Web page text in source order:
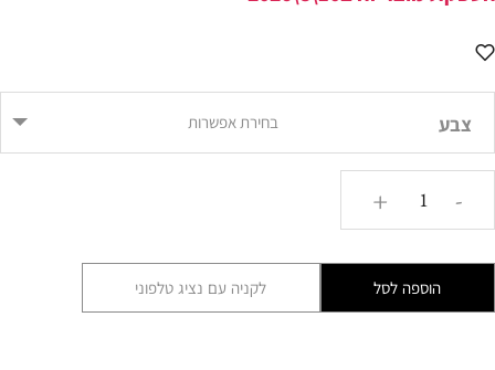
צבע בחירת אפשרות
-
+
הוספה לסל לקניה עם נציג טלפוני